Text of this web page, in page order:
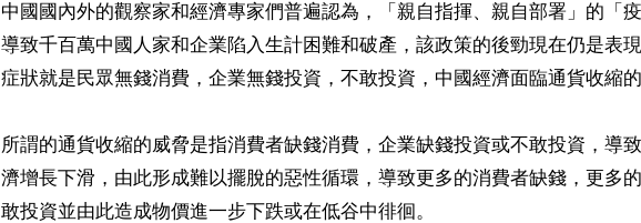
中國國內外的觀察家和經濟專家們普遍認為，「親自指揮、親自部署」的「
導致千百萬中國人家和企業陷入生計困難和破產，該政策的後勁現在仍是表
症狀就是民眾無錢消費，企業無錢投資，不敢投資，中國經濟面臨通貨收縮的
所謂的通貨收縮的威脅是指消費者缺錢消費，企業缺錢投資或不敢投資，導
濟增長下滑，由此形成難以擺脫的惡性循環，導致更多的消費者缺錢，更多
敢投資並由此造成物價進一步下跌或在低谷中徘徊。